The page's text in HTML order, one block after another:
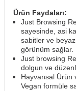
Ürün Faydaları:
Just Browsing
sayesinde, asi
sabitler ve
görünüm sağlar.
Just browsing
dolgun ve
Hayvansal Ürün
Vegan formüle